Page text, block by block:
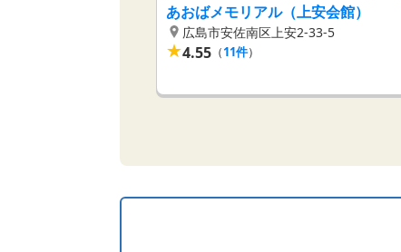
あおばメモリアル（上安会館）
広島市安佐南区上安2-33-5
★4.55 （11件）